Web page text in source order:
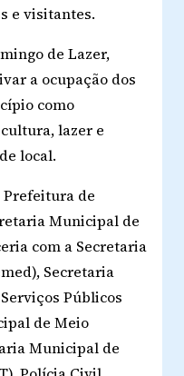
e visitantes.
de Lazer,
a ocupação dos
como
lazer e
local.
Prefeitura de
Municipal de
com a Secretaria
Secretaria
Públicos
de Meio
Municipal de